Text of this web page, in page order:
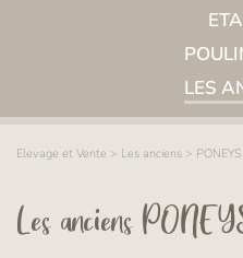
LES
Elevage et Vente > Les anciens > PONEYS
Les anciens